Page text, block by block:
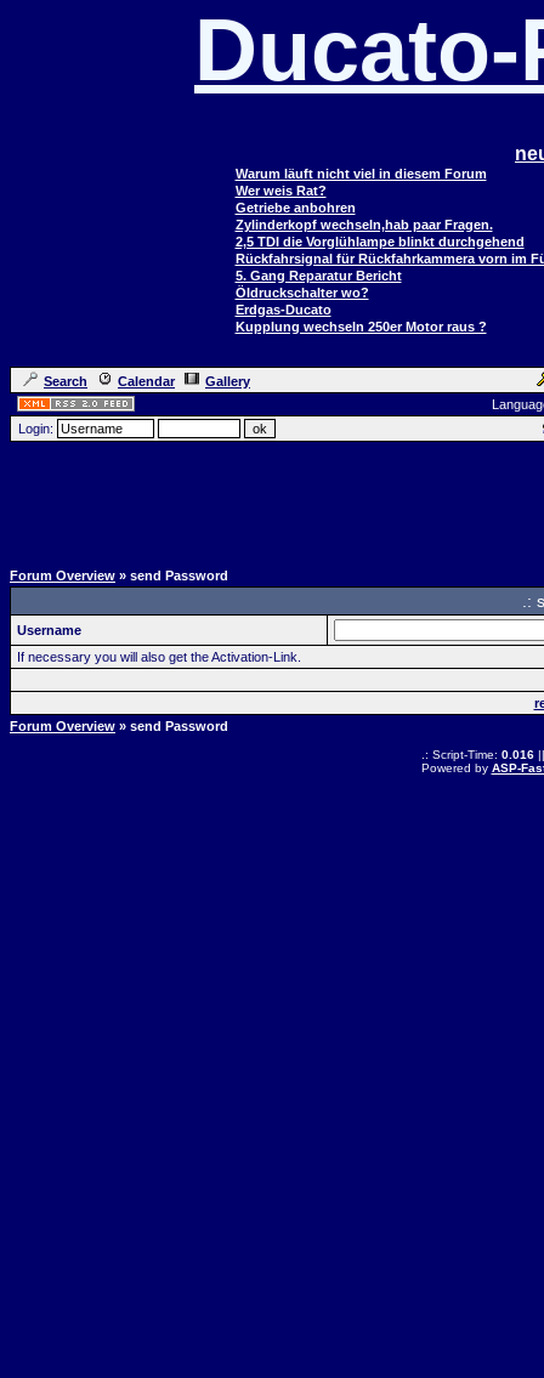
Warum läuft nicht viel in diesem Forum
Wer weis Rat?
Getriebe anbohren
Zylinderkopf wechseln,hab paar Fragen.
2,5 TDI die Vorglühlampe blinkt durchgehend
Rückfahrsignal für Rückfahrkammera vorn im
5. Gang Reparatur Bericht
Öldruckschalter wo?
Erdgas-Ducato
Kupplung wechseln 250er Motor raus ?
Search Calendar
Gallery
Login:
Forum Overview » send Password
.:
Username
If necessary you will also get the Activation-Link.
Forum Overview » send Password
.: Script-Time: 0.016||
Powered by ASP-